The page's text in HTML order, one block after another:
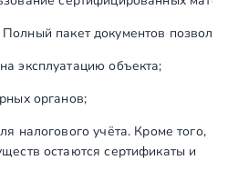
пакет документов позволяет:
эксплуатацию объекта;
органов;
налогового учёта. Кроме того,
остаются сертификаты и